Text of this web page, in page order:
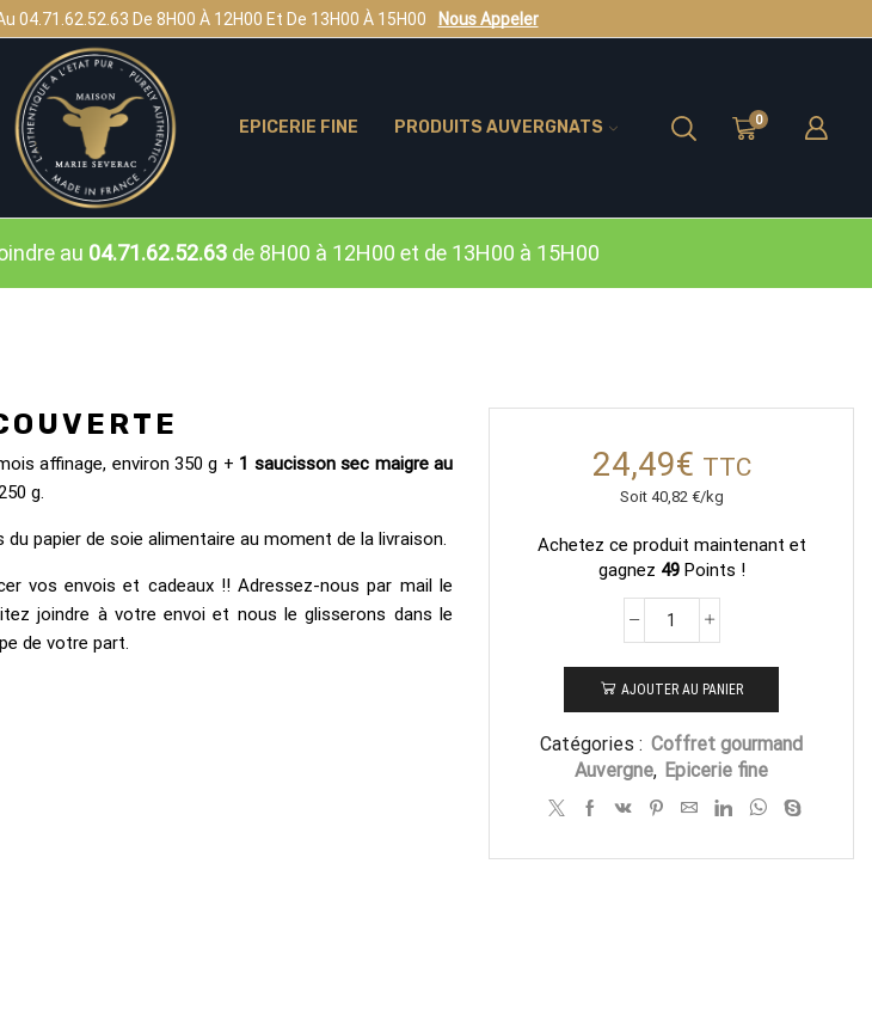
De 8H00 À 12H00 Et De 13H00 À 15H00 Nous Appeler
EPICERIE FINE PRODUITS AUVERGNATS 0
au 04.71.62.52.63de 8H00 à 12H00 et de 13H00 à 15H00
24,49€ TTC
Soit 40,82 €/kg
Achetez ce produit maintenant et
gagnez 49Points !
quantité
Offre
AJOUTER AU PANIER
Catégories : Coffret gourmand
Auvergne, Epicerie fine
affinage, environ 350 g + 1 saucisson sec maigre au
g.
du papier de soie alimentaire au moment de la livraison.
vos envois et cadeaux !! Adressez-nous par mail le
joindre à votre envoi et nous le glisserons dans le
de votre part.